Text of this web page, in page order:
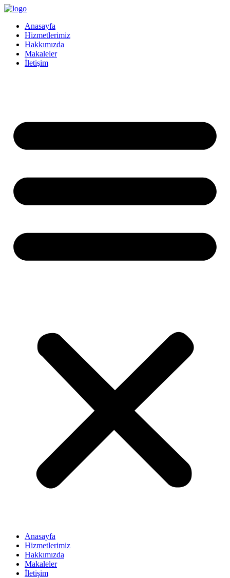
İçeriğe
Anasayfa
Hizmetlerimiz
Hakkımızda
Makaleler
İletişim
Anasayfa
Hizmetlerimiz
Hakkımızda
Makaleler
İletişim